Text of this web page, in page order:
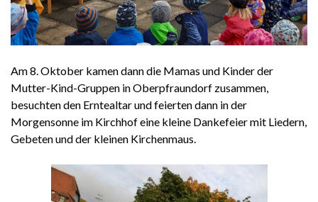
Am 8. Oktober kamen dann die Mamas und Kinder der
Mutter-Kind-Gruppen in Oberpfraundorf zusammen,
besuchten den Erntealtar und feierten dann in der
Morgensonne im Kirchhof eine kleine Dankefeier mit Liedern,
Gebeten und der kleinen Kirchenmaus.